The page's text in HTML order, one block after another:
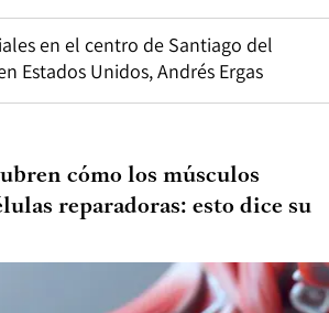
en el centro de Santiago del
Estados Unidos, Andrés Ergas
cómo los músculos
reparadoras: esto dice su